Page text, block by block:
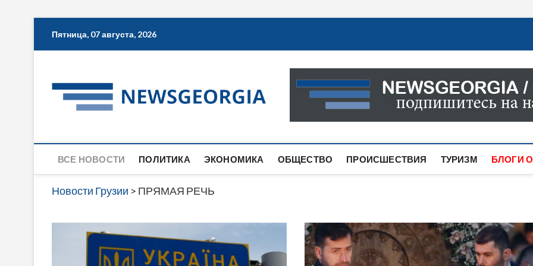
Пятница, 07 августа, 2026
Новости Грузии
САМАЯ АКТУАЛЬНАЯ ИНФОРМАЦИЯ О СОБЫТИЯХ
САЙТЕ ВЫ НАЙДЕТЕ НОВОСТИ ПОЛИТИКИ,
ВСЕ НОВОСТИ ПОЛИТИКА ЭКОНОМИКА ОБЩЕСТВО ПРОИСШЕСТВИЯ ТУРИЗМ БЛОГИ
Новости Грузии > ПРЯМАЯ РЕЧЬ